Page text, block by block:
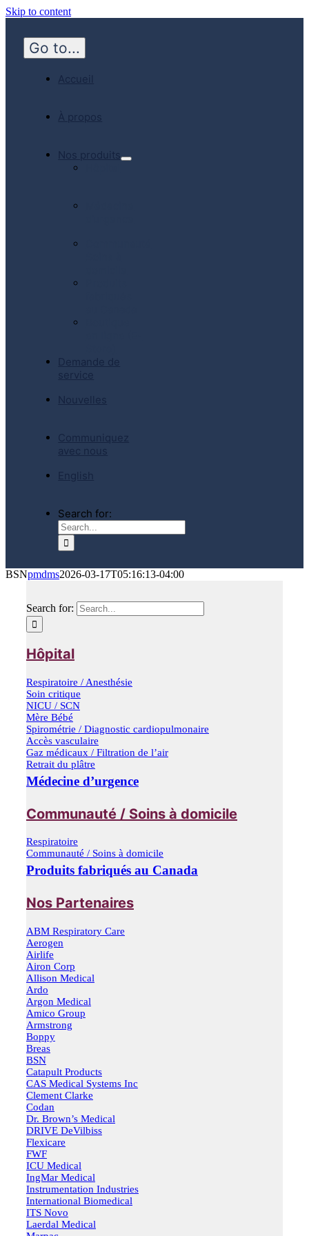
Skip to content
Go to...
Accueil
À propos
Nos produits
Demande de
service
Nouvelles
Communiquez
avec nous
English
Search for:
BSNpmdms2026-03-17T05:16:13-04:00
Search for:
Hôpital
Respiratoire / Anesthésie
Soin critique
NICU / SCN
Mère Bébé
Spirométrie / Diagnostic cardiopulmonaire
Accès vasculaire
Gaz médicaux / Filtration de l’air
Retrait du plâtre
Médecine d’urgence
Communauté / Soins à domicile
Respiratoire
Communauté / Soins à domicile
Produits fabriqués au Canada
Nos Partenaires
ABM Respiratory Care
Aerogen
Airlife
Airon Corp
Allison Medical
Ardo
Argon Medical
Amico Group
Armstrong
Boppy
Breas
BSN
Catapult Products
CAS Medical Systems Inc
Clement Clarke
Codan
Dr. Brown’s Medical
DRIVE DeVilbiss
Flexicare
FWF
ICU Medical
IngMar Medical
Instrumentation Industries
International Biomedical
ITS Novo
Laerdal Medical